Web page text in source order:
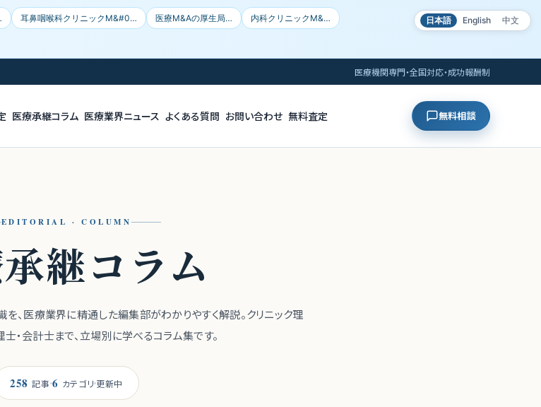
日本語 English
中文
耳鼻咽喉科クリニックM&#0… 医療M&Aの厚生局… 内科クリニックM&…
医療機関専門・全国対応・成功報酬制
医療承継コラム 医療業界ニュース よくある質問 お問い合わせ 無料査定 無料相談
EDITORIAL · COLUMN
継コラム
、医療業界に精通した編集部がわかりやすく解説。クリニック理
・会計士まで、立場別に学べるコラム集です。
258 記事 6 カテゴリ 更新中